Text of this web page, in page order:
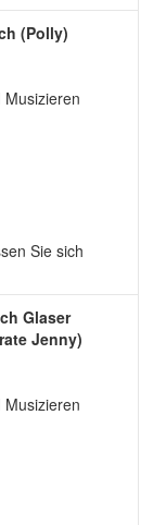
(Polly)
Sie sich
Glaser
Jenny)